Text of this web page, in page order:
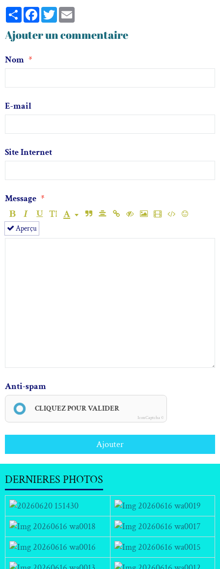
PartagerFacebook
Twitter
Ajouter un commentaire
Nom
E-mail
Site Internet
Message
Aperçu
Anti-spam
CLIQUEZ POUR VALIDER
IconCaptcha ©
Ajouter
DERNIERES PHOTOS